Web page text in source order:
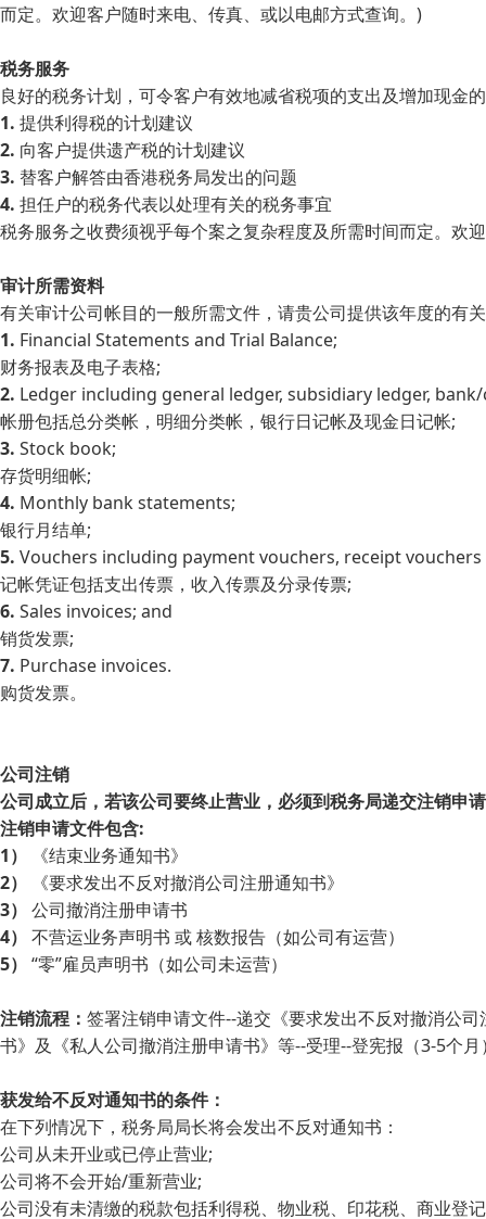
而定。欢迎客户随时来电、传真、或以电邮方式查询。)
税务服务
良好的税务计划，可令客户有效地减省税项的支出及增加现金
1. 提供利得税的计划建议
2. 向客户提供遗产税的计划建议
3. 替客户解答由香港税务局发出的问题
4. 担任户的税务代表以处理有关的税务事宜
税务服务之收费须视乎每个案之复杂程度及所需时间而定。欢
审计所需资料
有关审计公司帐目的一般所需文件，请贵公司提供该年度的有
1. Financial Statements and Trial Balance;
财务报表及电子表格;
2. Ledger including general ledger, subsidiary ledger,
帐册包括总分类帐，明细分类帐，银行日记帐及现金日记帐;
3. Stock book;
存货明细帐;
4. Monthly bank statements;
银行月结单;
5. Vouchers including payment vouchers, receipt
记帐凭证包括支出传票，收入传票及分录传票;
6. Sales invoices; and
销货发票;
7. Purchase invoices.
购货发票。
公司注销
公司成立后，若该公司要终止营业，必须到税务局递交注销申
注销申请文件包含:
1）
《结束业务通知书》
2）
《要求发出不反对撤消公司注册通知书》
3） 公司撤消注册申请书
4） 不营运业务声明书 或 核数报告（如公司有运营）
5） “零”雇员声明书（如公司未运营）
注销流程： 签署注销申请文件--递交《要求发出不反对撤消公
书》及《私人公司撤消注册申请书》等--受理--登宪报（3-5个
获发给不反对通知书的条件：
在下列情况下，税务局局长将会发出不反对通知书：
公司从未开业或已停止营业;
公司将不会开始/重新营业;
公司没有未清缴的税款包括利得税、物业税、印花税、商业登